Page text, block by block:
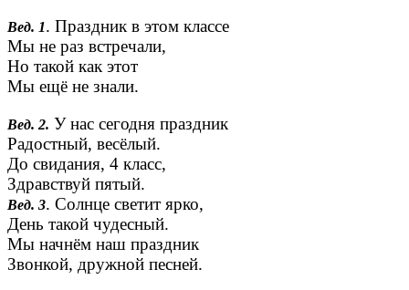
Вед. 1. Праздник в этом классе
Мы не раз встречали,
Но такой как этот
Мы ещё не знали.
Вед. 2. У нас сегодня праздник
Радостный, весёлый.
До свидания, 4 класс,
Здравствуй пятый.
Вед. 3. Солнце светит ярко,
День такой чудесный.
Мы начнём наш праздник
Звонкой, дружной песней.